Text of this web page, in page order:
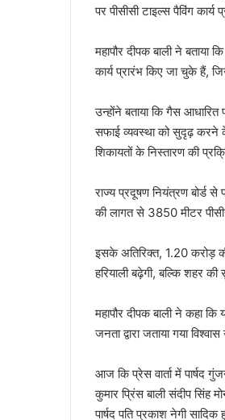
पर पीसीसी टाइल्स पैविंग कार्य
महापौर दीपक बाली ने
कार्य प्रारंभ किए जा चुके हैं,
उन्होंने बताया कि गैस
सफाई व्यवस्था को सुदृढ़ करने
शिकायतों के निस्तारण की
राज्य प्रदूषण नियंत्रण बोर्ड
की लागत से 3850 मीटर
इसके अतिरिक्त, 1.20 करोड़
हरियाली बढ़ेगी, बल्कि शहर
महापौर दीपक बाली ने कहा
जनता द्वारा जताया गया
आज कि प्रेस वार्ता में पार्षद
कुमार प्रिंस बाली संदीप सिंह
पार्षद पति प्रकाश नेगी